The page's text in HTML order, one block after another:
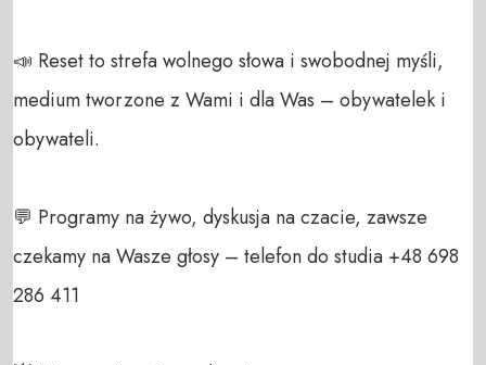
📣 Reset to strefa wolnego słowa i swobodnej myśli,
medium tworzone z Wami i dla Was – obywatelek i
obywateli.
💬 Programy na żywo, dyskusja na czacie, zawsze
czekamy na Wasze głosy – telefon do studia +48 698
286 411